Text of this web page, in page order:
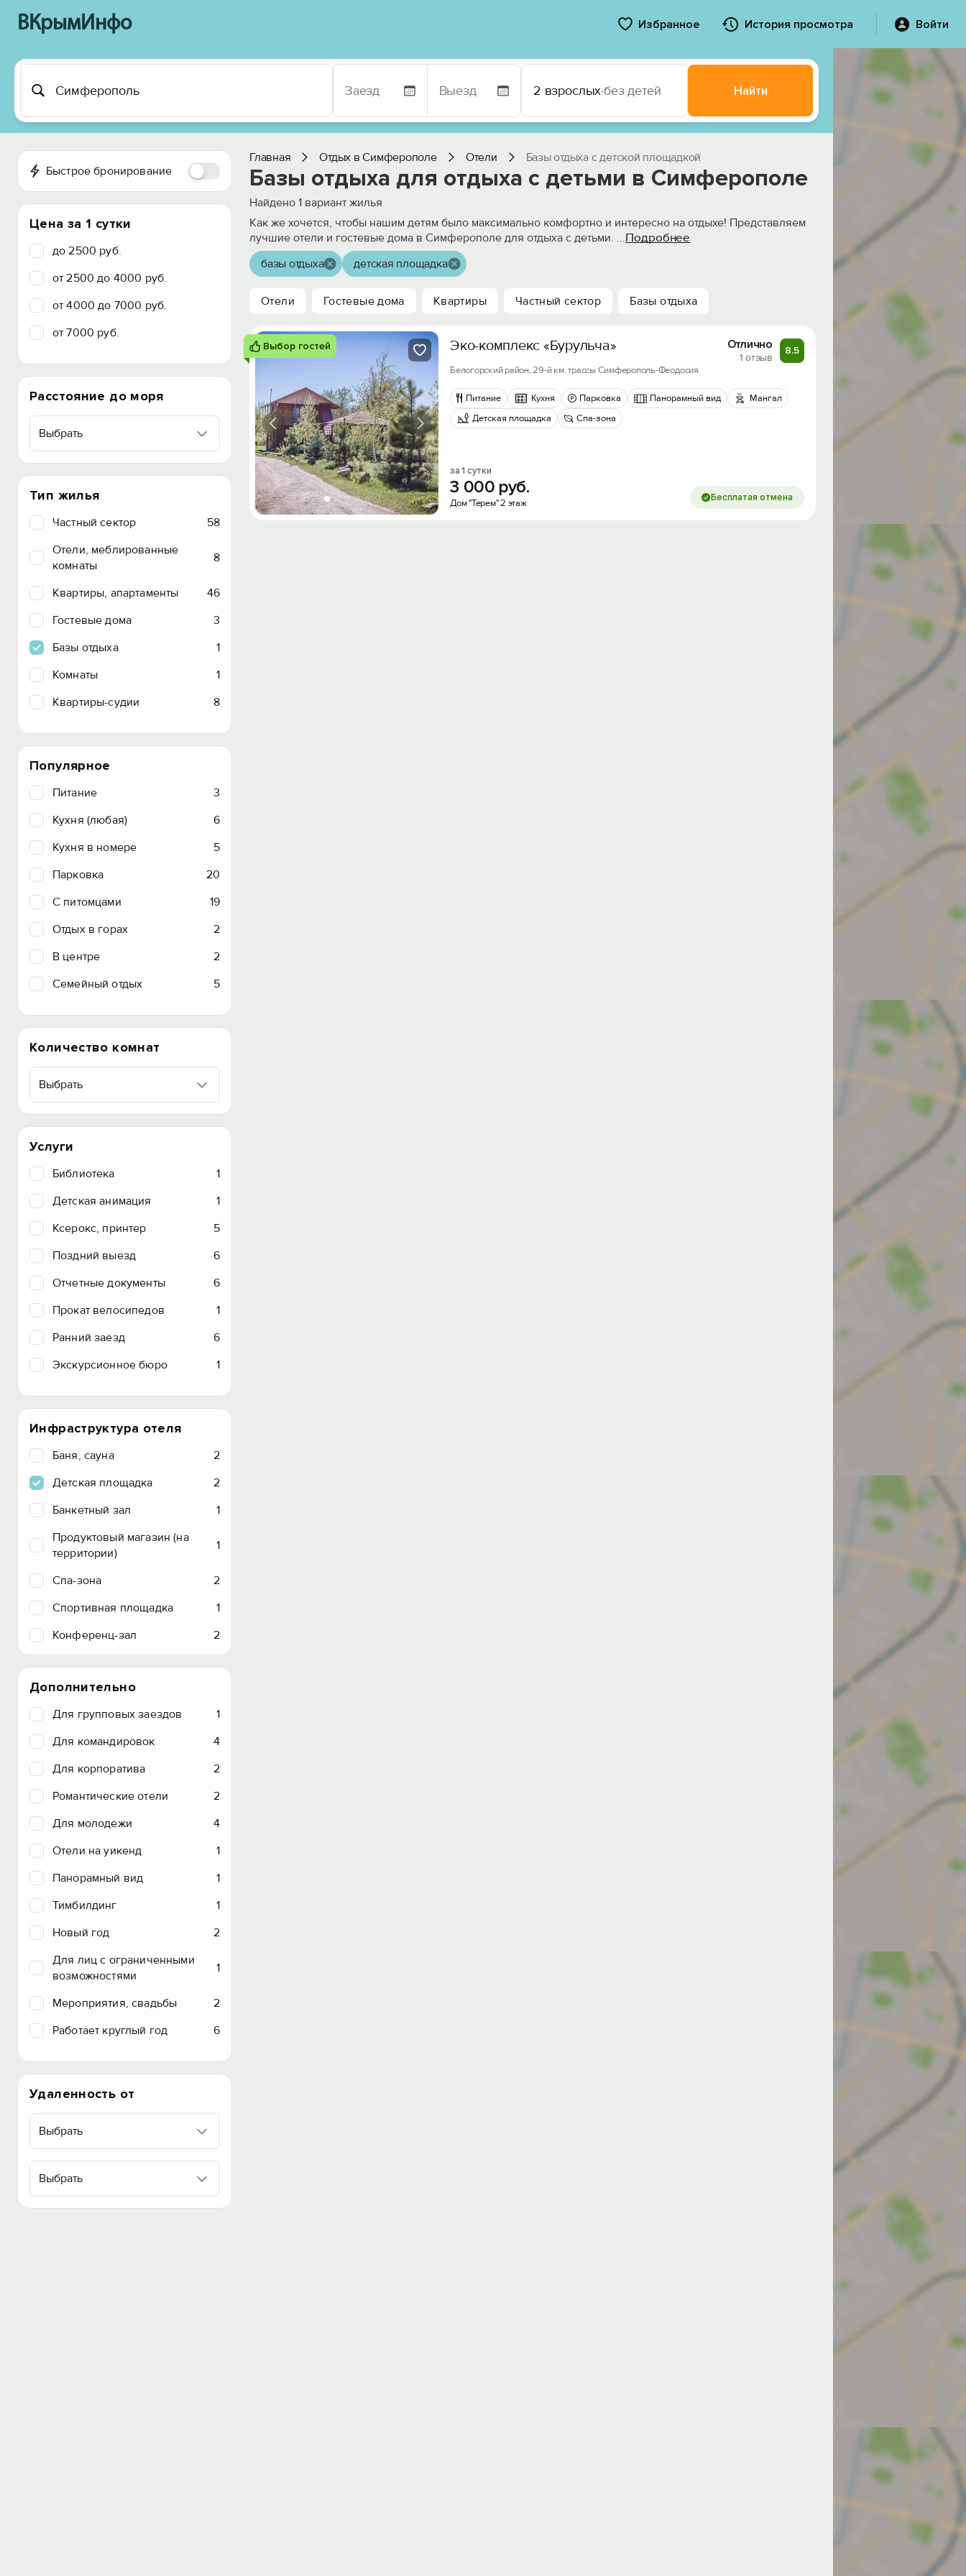
ВКрымИнфо Избранное История просмотра Войти
2 взрослых·без детей Найти
Быстрое бронирование
Цена за 1 сутки
до 2500 руб.
от 2500 до 4000 руб.
от 4000 до 7000 руб.
от 7000 руб.
Расстояние до моря
Выбрать
Тип жилья
Частный сектор
58
Отели, меблированные
комнаты
8
Квартиры, апартаменты
46
Гостевые дома
3
Базы отдыха
1
Комнаты
1
Квартиры-судии
8
Популярное
Питание
3
Кухня (любая)
6
Кухня в номере
5
Парковка
20
C питомцами
19
Отдых в горах
2
В центре
2
Семейный отдых
5
Количество комнат
Выбрать
Услуги
Библиотека
1
Детская анимация
1
Ксерокс, принтер
5
Поздний выезд
6
Отчетные документы
6
Прокат велосипедов
1
Ранний заезд
6
Экскурсионное бюро
1
Инфраструктура отеля
Баня, сауна
2
Детская площадка
2
Банкетный зал
1
Продуктовый магазин (на
территории)
1
Спа-зона
2
Спортивная площадка
1
Конференц-зал
2
Дополнительно
Для групповых заездов
1
Для командировок
4
Для корпоратива
2
Романтические отели
2
Для молодежи
4
Отели на уикенд
1
Панорамный вид
1
Тимбилдинг
1
Новый год
2
Для лиц с ограниченными
возможностями
1
Мероприятия, свадьбы
2
Работает круглый год
6
Удаленность от
Выбрать
Выбрать
Главная Отдых в Симферополе Отели Базы отдыха с детской площадкой
Базы отдыха для отдыха с детьми в Симферополе
Найдено 1 вариант жилья
Как же хочется, чтобы нашим детям было максимально комфортно и интересно на отдыхе! Представляем
лучшие отели и гостевые дома в Симферополе для отдыха с детьми. ...Подробнее
базы отдыха детская площадка
Отели Гостевые дома Квартиры Частный сектор Базы отдыха
Выбор гостей Эко-комплекс «Бурульча» Отлично
1 отзыв
8.5
Белогорский район, 29-й км. трассы Симферополь-Феодосия
Питание Кухня Парковка Панорамный вид
Мангал
Детская площадка
Спа-зона
за 1 сутки
3 000 руб.
Дом "Терем" 2 этаж Бесплатая отмена